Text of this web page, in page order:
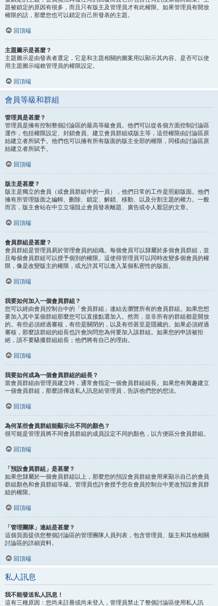
題被鎖定的原因有很多，而且只有版主及管理員才有此權限。如果管理員有開放
權限的話，那麼您也可以鎖定自己所發表的主題。
回頂端
主題圖示是甚麼？
主題圖示是由發表者選定，它是和主題相關的圖案用以顯示其內容。是否可以使
用主題圖示端賴管理員的權限設定。
回頂端
會員等級和群組
管理員是甚麼？
管理員是擁有控制整個討論區的最高等級會員。他們可以從各個方面控制討論區
運作，包括權限設定、封鎖會員、建立會員群組或版主等，這些權限由討論區原
始建立者所賦予。他們也可以擁有所有版面的版主全部的權限，同樣由討論區原
始建立者所賦予。
回頂端
版主是甚麼？
版主是獨立的會員（或會員群組中的一員），他們日常的工作是照顧版面。他們
擁有所管理版面之編輯、刪除、鎖定、解鎖、移動、以及分割主題的權力。一般
而言，版主會站在中立立場阻止會員發表離題、廣告或令人厭惡的文章。
回頂端
會員群組是甚麼？
會員群組是管理員易於管理會員的組織。每個會員可以隸屬於多個會員群組，並
且每個會員群組可以授予個別的權限。這使得管理員可以同時改變多個會員的權
限，像是改變版主的權限，或允許其可以進入某個私密性的版面。
回頂端
我要如何加入一個會員群組？
您可以經由會員控制台中的「會員群組」連結去瀏覽所有的會員群組。如果您想
要加入其中某個群組那麼您可以直接點選加入。然而，並非所有的群組都是開放
的。有些必須經過審核，有些是關閉的，以及有些甚至是隱藏的。如果必須經過
審核，那麼該群組的組長也許會詢問您為何要加入該群組。如果您的申請被拒
絕，請不要騷擾群組組長；他們將有自己的理由。
回頂端
我要如何成為一個會員群組的組長？
當會員群組由管理員建立時，通常會指定一個會員群組組長。如果您有興趣建立
一個會員群組，那麼請傳送私人訊息給管理員，告訴他們您的想法。
回頂端
為何某些會員群組能顯示出不同的顏色？
很可能是管理員將不同會員群組的成員設定不同的顏色，以方便區分會員群組。
回頂端
「預設會員群組」是甚麼？
如果您隸屬於一個會員群組以上，那麼您的預設會員群組會用來顯示自己的會員
群組顏色和會員群組等級。管理員也許會授予您在會員控制台中更改預設會員群
組的權限。
回頂端
「管理團隊」連結是甚麼？
這個頁面提供您整個討論區的管理團隊人員列表，包含管理員、版主和其他相關
討論區的詳細資料。
回頂端
私人訊息
我不能發送私人訊息！
這有三種原因：您尚未註冊或尚未登入，管理員禁止了整個討論區使用私人訊